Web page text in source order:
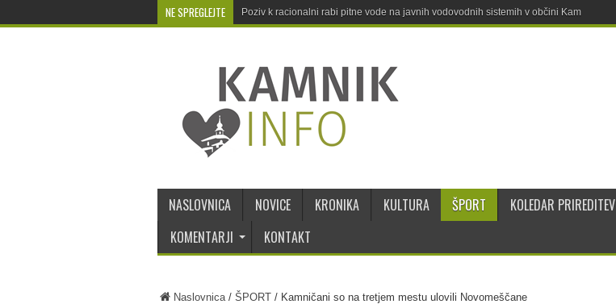
NE SPREGLEJTE Poziv k racionalni rabi pitne vode na javnih vodovodnih sistemih v občini Kamnik
NASLOVNICA NOVICE KRONIKA KULTURA ŠPORT KOLEDAR PRIREDITEV
KOMENTARJI
KONTAKT
Naslovnica/ ŠPORT/ Kamničani so na tretjem mestu ulovili Novomeščane